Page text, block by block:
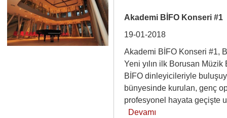
Akademi BİFO Konseri #1
19-01-2018
Akademi BİFO Konseri #1,
Yeni yılın ilk Borusan
BİFO dinleyicileriyle
bünyesinde kurulan, genç
profesyonel hayata geçişte
Devamı